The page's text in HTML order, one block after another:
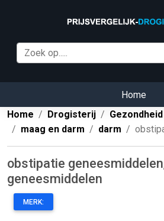
Home
Home
Drogisterij
maag en darm
darm
obstipatie
geneesmiddelen
MERK: